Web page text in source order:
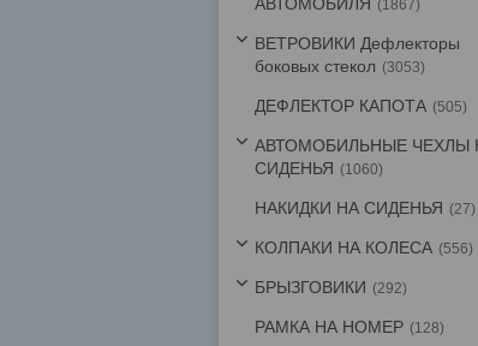
1867
ВЕТРОВИКИ Дефлекторы
боковых стекол
3053
ДЕФЛЕКТОР КАПОТА 505
АВТОМОБИЛЬНЫЕ ЧЕХЛЫ
СИДЕНЬЯ
1060
НАКИДКИ НА СИДЕНЬЯ 27
КОЛПАКИ НА КОЛЕСА 556
БРЫЗГОВИКИ 292
РАМКА НА НОМЕР 128